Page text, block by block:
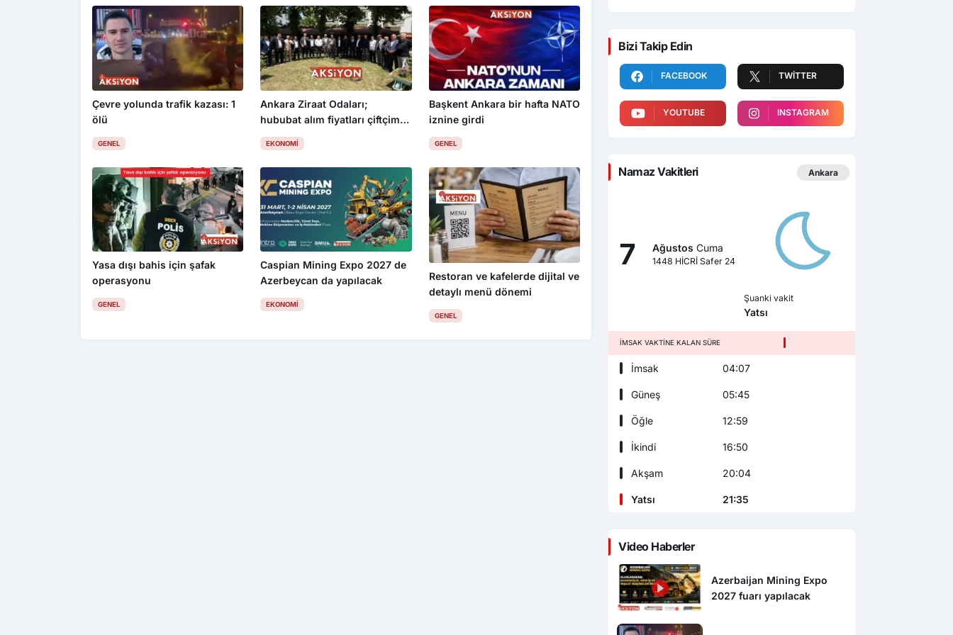
Çevre yolunda trafik kazası: 1
ölü
GENEL
Ankara Ziraat Odaları;
hububat alım fiyatları çiftçimizi
üzdü
EKONOMI
Başkent Ankara bir hafta NATO
iznine girdi
GENEL
Yasa dışı bahis için şafak
operasyonu
GENEL
Caspian Mining Expo 2027 de
Azerbeycan da yapılacak
EKONOMI
Restoran ve kafelerde dijital ve
detaylı menü dönemi
GENEL
Bizi Takip Edin
FACEBOOK TWITTER
YOUTUBE INSTAGRAM
Namaz Vakitleri Ankara
7 Ağustos Cuma
1448 HİCRİ Safer 24
Şuanki vakit
Yatsı
İMSAK VAKTINE KALAN SÜRE
İmsak 04:07
Güneş 05:45
Öğle 12:59
İkindi 16:50
Akşam 20:04
Yatsı 21:35
Video Haberler
Azerbaijan Mining Expo
2027 fuarı yapılacak